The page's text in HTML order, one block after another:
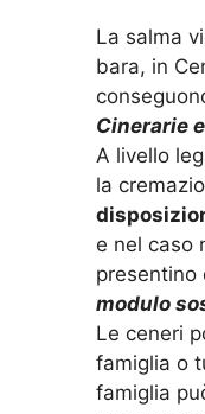
La salma
bara, in
Cinerarie
A livello
la
e nel caso
presentino
modulo
Le ceneri
famiglia o
famiglia